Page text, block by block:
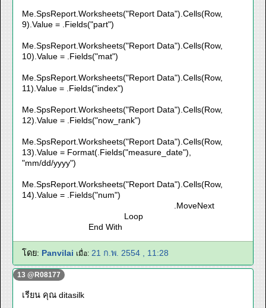
Me.SpsReport.Worksheets("Report Data").Cells(Row,
9).Value = .Fields("part")
Me.SpsReport.Worksheets("Report Data").Cells(Row,
10).Value = .Fields("mat")
Me.SpsReport.Worksheets("Report Data").Cells(Row,
11).Value = .Fields("index")
Me.SpsReport.Worksheets("Report Data").Cells(Row,
12).Value = .Fields("now_rank")
Me.SpsReport.Worksheets("Report Data").Cells(Row,
13).Value = Format(.Fields("measure_date"),
"mm/dd/yyyy")
Me.SpsReport.Worksheets("Report Data").Cells(Row,
14).Value = .Fields("num")
.MoveNext
Loop
End With
โดย: Panvilai เมื่อ: 21 ก.พ. 2554 , 11:28
13 @R08177
เรียน คุณ ditasilk